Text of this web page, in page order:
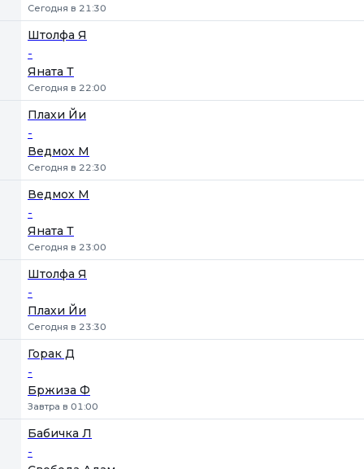
Сегодня в 21:30
Штолфа Я
-
Яната Т
Сегодня в 22:00
Плахи Йи
-
Ведмох М
Сегодня в 22:30
Ведмох М
-
Яната Т
Сегодня в 23:00
Штолфа Я
-
Плахи Йи
Сегодня в 23:30
Горак Д
-
Бржиза Ф
Завтра в 01:00
Бабичка Л
-